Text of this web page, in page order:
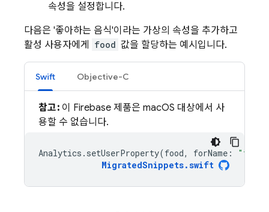
속성을 설정합니다.
다음은 '좋아하는 음식'이라는 가상의 속성을 추가하고
활성 사용자에게
food 값을 할당하는 예시입니다.
Swift Objective-C
참고:이 Firebase 제품은 macOS 대상에서 사
용할 수 없습니다.
Analytics . setUserProperty(food, forName :
MigratedSnippets.swift